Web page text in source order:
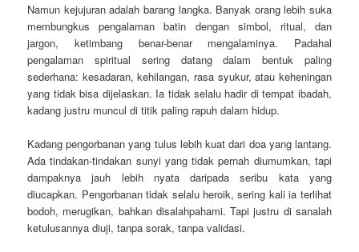
Namun kejujuran adalah barang langka. Banyak orang lebih suka
membungkus pengalaman batin dengan simbol, ritual, dan
jargon, ketimbang benar-benar mengalaminya. Padahal
pengalaman spiritual sering datang dalam bentuk paling
sederhana: kesadaran, kehilangan, rasa syukur, atau keheningan
yang tidak bisa dijelaskan. Ia tidak selalu hadir di tempat ibadah,
kadang justru muncul di titik paling rapuh dalam hidup.
Kadang pengorbanan yang tulus lebih kuat dari doa yang lantang.
Ada tindakan-tindakan sunyi yang tidak pernah diumumkan, tapi
dampaknya jauh lebih nyata daripada seribu kata yang
diucapkan. Pengorbanan tidak selalu heroik, sering kali ia terlihat
bodoh, merugikan, bahkan disalahpahami. Tapi justru di sanalah
ketulusannya diuji, tanpa sorak, tanpa validasi.